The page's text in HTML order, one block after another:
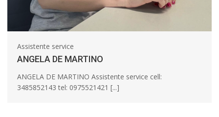
Assistente service
ANGELA DE MARTINO
ANGELA DE MARTINO Assistente service cell:
3485852143 tel: 0975521421 [...]